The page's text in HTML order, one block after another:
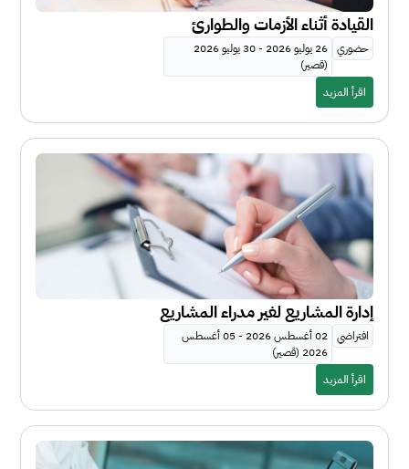
القيادة أثناء الأزمات والطوارئ
حضوري
26 يوليو 2026 - 30 يوليو 2026
(قصير)
اقرأ المزيد
إدارة المشاريع لغير مدراء المشاريع
افتراضي
02 أغسطس 2026 - 05 أغسطس
2026 (قصير)
اقرأ المزيد